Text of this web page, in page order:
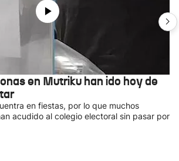
en Mutriku han ido hoy de
en fiestas, por lo que muchos
acudido al colegio electoral sin pasar por